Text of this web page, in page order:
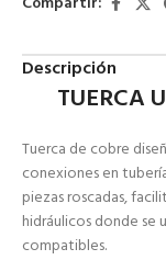
Descripción
TUERCA
Tuer­­ca de cobre
conexiones en
piezas roscadas,
hidráulicos donde se
compatibles.